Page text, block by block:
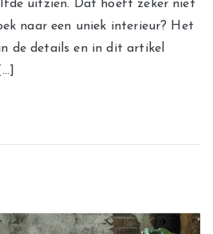
uitzien. Dat hoeft zeker niet
naar een uniek interieur? Het
de details en in dit artikel